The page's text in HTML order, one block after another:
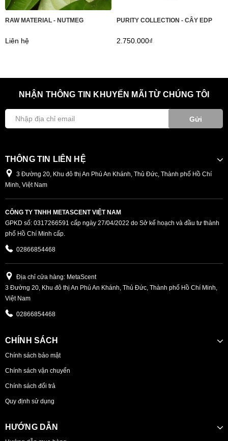
RAW MATERIAL - NUTMEG
Liên hệ
PURITY COLLECTION - CÂY EDP
2.750.000₫
NHẬN THÔNG TIN KHUYẾN MÃI TỪ CHÚNG TÔI
Gửi
THÔNG TIN LIÊN HỆ
3 Đường 20, Khu đô thị An Phú An Khánh, Thủ Đức, Thành phố Hồ Chí
Minh, Việt Nam
CÔNG TY TNHH METASCENT VIỆT NAM
GPKD số: 0317266591 cấp ngày 27/04/2022 do Sở kế hoạch và đầu tư thành
phố Hồ Chí Minh cấp.
02866854468
Địa chỉ cửa hàng: MetaScent
3 Đường 20, Khu đô thị An Phú An Khánh, Thủ Đức, Thành phố Hồ Chí Minh,
Việt Nam
02866854468
CHÍNH SÁCH
Chính sách bảo mật
Chính sách vận chuyển
Chính sách đổi trả
Quy định sử dụng
HƯỚNG DẪN